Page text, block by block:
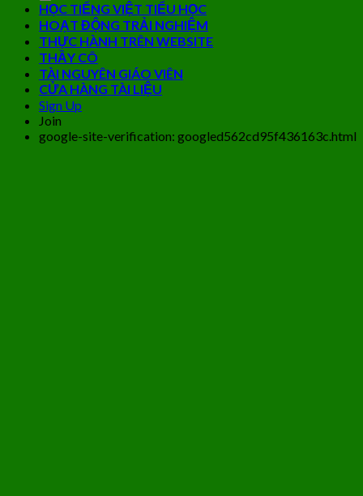
HỌC TIẾNG VIỆT TIỂU HỌC
HOẠT ĐỘNG TRẢI NGHIỆM
THỰC HÀNH TRÊN WEBSITE
THẦY CÔ
TÀI NGUYÊN GIÁO VIÊN
CỬA HÀNG TÀI LIỆU
Sign Up
Join
google-site-verification: googled562cd95f436163c.html